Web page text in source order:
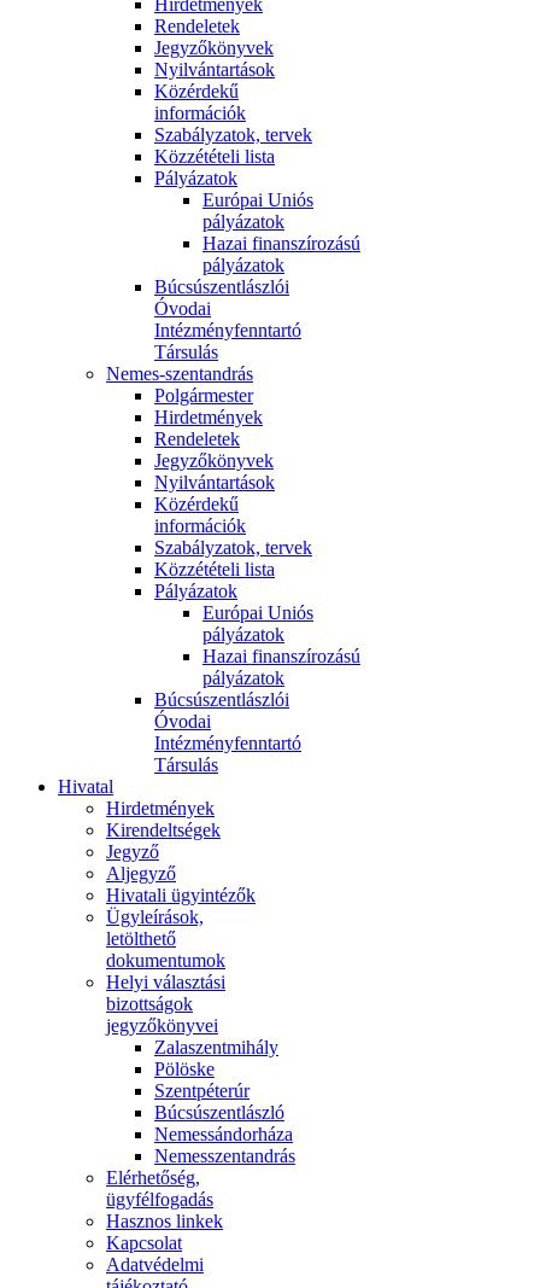
Hirdetmények
Rendeletek
Jegyzőkönyvek
Nyilvántartások
Közérdekű
információk
Szabályzatok, tervek
Közzétételi lista
Pályázatok
Európai Uniós
pályázatok
Hazai finanszírozású
pályázatok
Búcsúszentlászlói
Óvodai
Intézményfenntartó
Társulás
Nemes-szentandrás
Polgármester
Hirdetmények
Rendeletek
Jegyzőkönyvek
Nyilvántartások
Közérdekű
információk
Szabályzatok, tervek
Közzétételi lista
Pályázatok
Európai Uniós
pályázatok
Hazai finanszírozású
pályázatok
Búcsúszentlászlói
Óvodai
Intézményfenntartó
Társulás
Hivatal
Hirdetmények
Kirendeltségek
Jegyző
Aljegyző
Hivatali ügyintézők
Ügyleírások,
letölthető
dokumentumok
Helyi választási
bizottságok
jegyzőkönyvei
Zalaszentmihály
Pölöske
Szentpéterúr
Búcsúszentlászló
Nemessándorháza
Nemesszentandrás
Elérhetőség,
ügyfélfogadás
Hasznos linkek
Kapcsolat
Adatvédelmi